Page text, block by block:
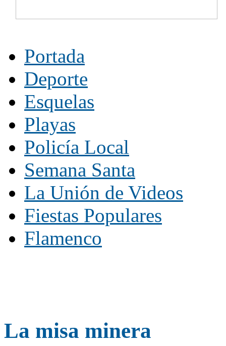
Portada
Deporte
Esquelas
Playas
Policía Local
Semana Santa
La Unión de Videos
Fiestas Populares
Flamenco
La misa minera